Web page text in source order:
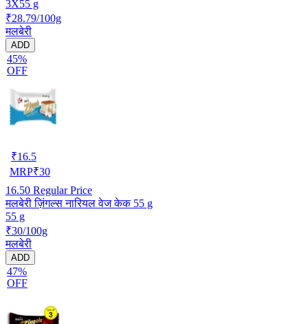
3X55 g
₹28.79/100g
मलबेरी
ADD
45%
OFF
₹16.5
MRP₹30
16.50 Regular Price
मलबेरी ज़िंगल्स नारियल वेज केक 55 g
55 g
₹30/100g
मलबेरी
ADD
47%
OFF